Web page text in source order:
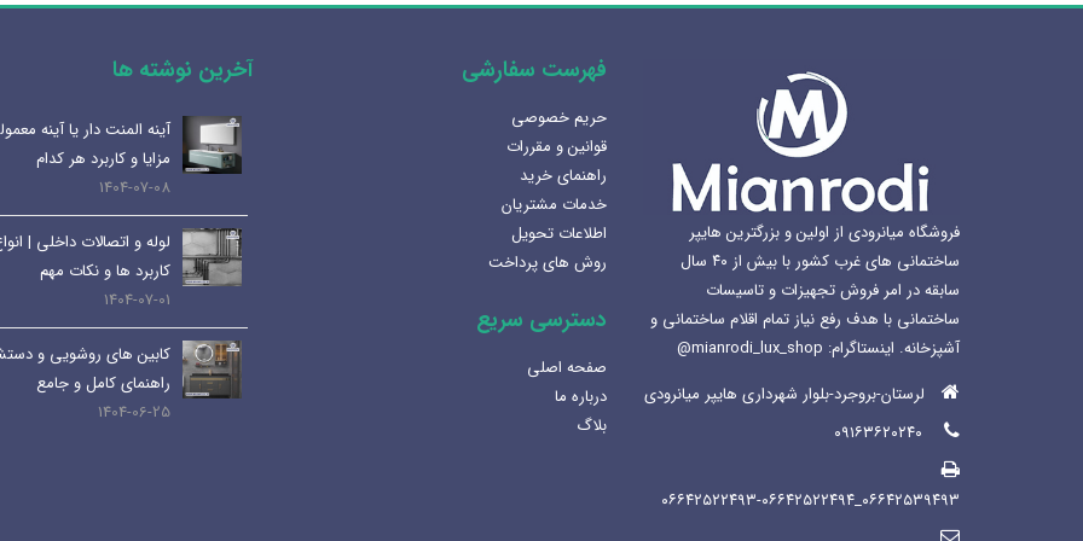
فروشگاه میانرودی از اولین و بزرگترین هایپر
ساختمانی های غرب کشور با بیش از ۴۰ سال
سابقه در امر فروش تجهیزات و تاسیسات
ساختمانی با هدف رفع نیاز تمام اقلام ساختمانی و
آشپزخانه. اینستاگرام: mianrodi_lux_shop@
لرستان-بروجرد-بلوار شهرداری هایپر میانرودی
۰۶۶۴۲۵۳۹۴۹۳_۰۶۶۴۲۵۲۲۴۹۳-۰۶۶۴۲۵۲۲۴۹۴
فهرست سفارشی
حریم خصوصی
قوانین و مقررات
راهنمای خرید
خدمات مشتریان
اطلاعات تحویل
روش های پرداخت
دسترسی سریع
صفحه اصلی
درباره ما
بلاگ
آخرین نوشته ها
میانرودی و
آینه المنت دار یا آینه معمولی؟
مزایا و کاربرد هر کدام
1404-07-08
لوله و اتصالات داخلی | انواع،
کاربرد ها و نکات مهم
1404-07-01
کابین های روشویی و دستشویی:
راهنمای کامل و جامع
لوکس ساختمانی میانرودی و
آینه المنت دار یا آینه
مزایا و کاربرد هر کدام
1404-07-08
لوله و اتصالات داخلی |
کاربرد ها و نکات مهم
1404-07-01
کابین های روشویی و
راهنمای کامل و جامع
1404-06-25